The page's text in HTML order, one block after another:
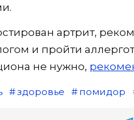
артрит,
и пройти
не нужно,
здоровье помидор